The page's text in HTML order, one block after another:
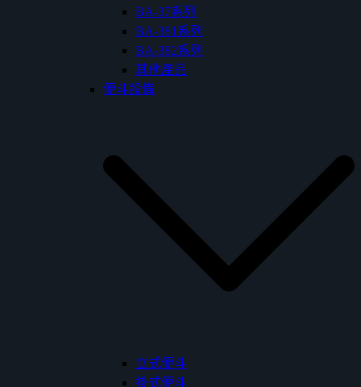
BA-37系列
BA-381系列
BA-382系列
其他產品
便斗設備
立式便斗
掛式便斗